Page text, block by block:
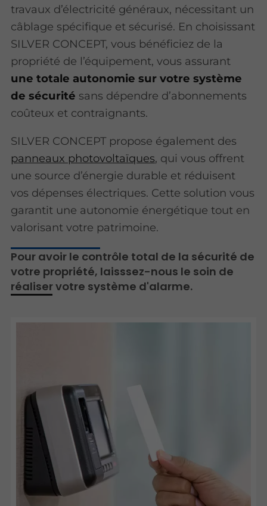
travaux d’électricité généraux, nécessitant un
câblage spécifique et sécurisé. En choisissant
SILVER CONCEPT, vous bénéficiez de la
propriété de l’équipement, vous assurant
une totale autonomie sur votre système
de sécurité sans dépendre d’abonnements
coûteux et contraignants.
SILVER CONCEPT propose également des
panneaux photovoltaïques, qui vous offrent
une source d’énergie durable et réduisent
vos dépenses électriques. Cette solution vous
garantit une autonomie énergétique tout en
valorisant votre patrimoine.
Pour avoir le contrôle total de la sécurité de
votre propriété, laisssez-nous le soin de
réaliser votre système d'alarme.